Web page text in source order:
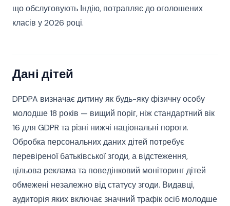
що обслуговують Індію, потрапляє до оголошених
класів у 2026 році.
Дані дітей
DPDPA визначає дитину як будь-яку фізичну особу
молодше 18 років — вищий поріг, ніж стандартний вік
16 для GDPR та різні нижчі національні пороги.
Обробка персональних даних дітей потребує
перевіреної батьківської згоди, а відстеження,
цільова реклама та поведінковий моніторинг дітей
обмежені незалежно від статусу згоди. Видавці,
аудиторія яких включає значний трафік осіб молодше